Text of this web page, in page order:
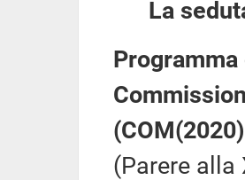
La
(Parere alla